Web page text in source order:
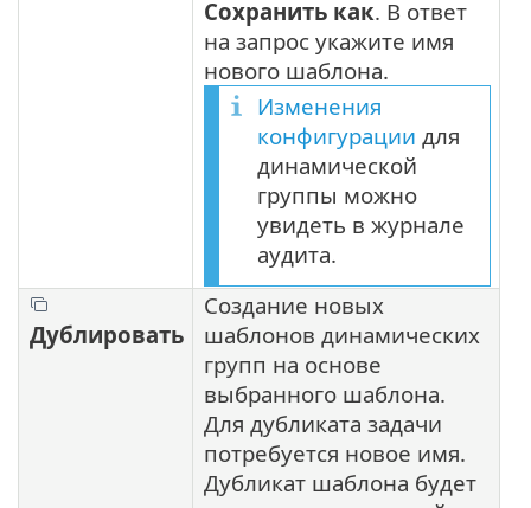
Сохранить как. В ответ
на запрос укажите имя
нового шаблона.
Изменения
конфигурации для
динамической
группы можно
увидеть в журнале
аудита.
Дублировать
Создание новых
шаблонов динамических
групп на основе
выбранного шаблона.
Для дубликата задачи
потребуется новое имя.
Дубликат шаблона будет